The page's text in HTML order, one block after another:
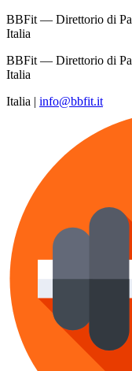
BBFit — Direttorio di
Italia
BBFit — Direttorio di
Italia
Italia | info@bbfit.it